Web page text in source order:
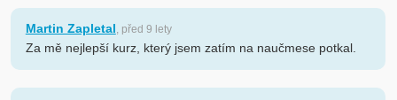
Martin Zapletal, před 9 lety
Za mě nejlepší kurz, který jsem zatím na naučmese potkal.